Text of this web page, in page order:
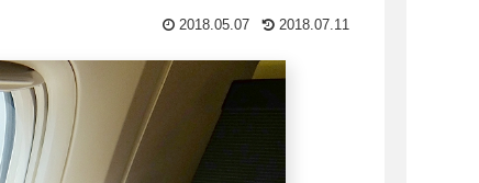
2018.07.11
2018.05.07